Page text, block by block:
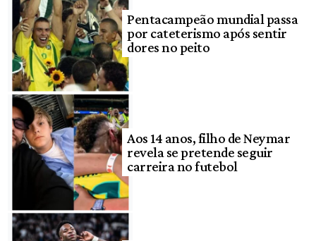
Pentacampeão mundial passa
por cateterismo após sentir
dores no peito
Aos 14 anos, filho de Neymar
revela se pretende seguir
carreira no futebol